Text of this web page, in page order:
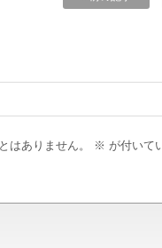
はありません。 ※ が付いて